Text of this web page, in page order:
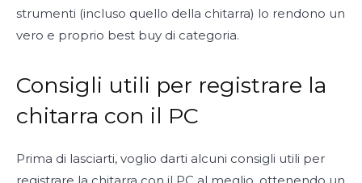
strumenti (incluso quello della chitarra) lo rendono un
vero e proprio best buy di categoria.
Consigli utili per registrare la
chitarra con il PC
Prima di lasciarti, voglio darti alcuni consigli utili per